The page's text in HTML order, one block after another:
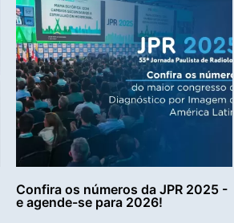
Confira os números da JPR 2025 -
e agende-se para 2026!